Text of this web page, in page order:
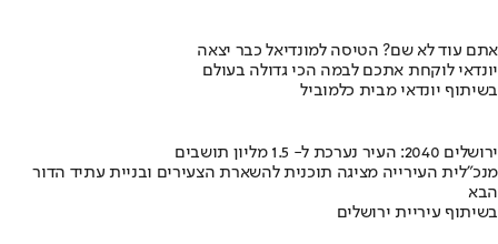
אתם עוד לא שם? הטיסה למונדיאל כבר יצאה
יונדאי לוקחת אתכם לבמה הכי גדולה בעולם
בשיתוף יונדאי מבית כלמוביל
ירושלים 2040: העיר נערכת ל- 1.5 מליון תושבים
מנכ"לית העירייה מציגה תוכנית להשארת הצעירים ובניית עתיד הדור
הבא
בשיתוף עיריית ירושלים